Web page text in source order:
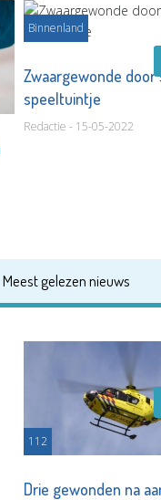
Binnenland
Zwaargewonde
speeltuintje
Redactie - 15-05-2022
Meest gelezen nieuws
112
Drie gewonden na